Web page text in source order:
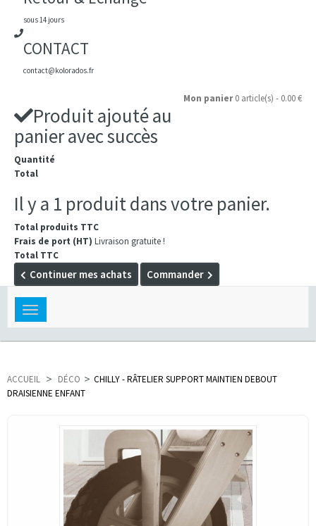
sous 14 jours
CONTACT
contact@kolorados.fr
Mon panier 0 article(s) - 0.00 €
Produit ajouté au
panier avec succès
Quantité
Total
Il y a 1 produit dans votre panier.
Total produits TTC
Frais de port (HT) Livraison gratuite !
Total TTC
Continuer mes achats Commander
Toggle
navigation
ACCUEIL > DÉCO > CHILLY - RÂTELIER SUPPORT MAINTIEN DEBOUT
DRAISIENNE ENFANT